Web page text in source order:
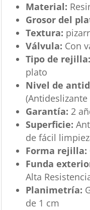
Material:
Grosor del
Textura:
Válvula: Con
Tipo de rejilla:
plato
Nivel de
Garantía: 2
Superficie:
de fácil
Forma rejilla:
Funda
Alta
Planimetría:
de 1 cm